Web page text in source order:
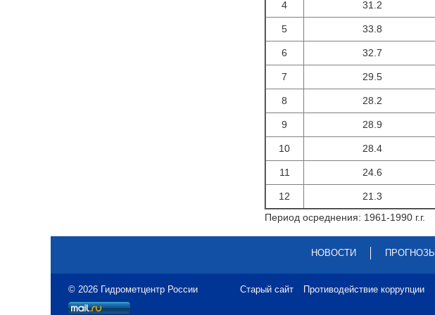
4 31.2
5 33.8
6 32.7
7 29.5
8 28.2
9 28.9
10 28.4
11 24.6
12 21.3
Период осреднения: 1961-1990 г.г.
НОВОСТИ ПРОГНОЗЫ
© 2026 Гидрометцентр России Старый сайт Противодействие коррупции